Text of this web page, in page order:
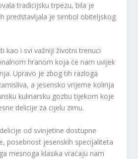
tradicijsku trpezu, bila je
predstavljala je simbol obiteljskog
kao i svi važniji životni trenuci
hranom koja će nam uvijek
Upravo je zbog tih razloga
a jesensko vrijeme kolinja
kulinarsku gozbu tijekom koje
delicije za cijelu zimu.
od svinjetine dostupne
posebnost jesenskih specijaliteta
mesnoga klasika vraćaju nam